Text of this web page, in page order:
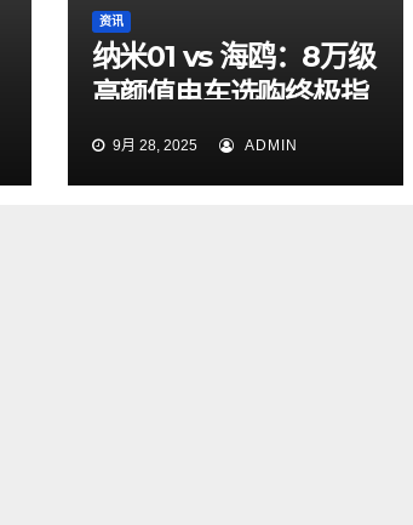
资讯
纳米01 vs 海鸥：8万级
高颜值电车选购终极指
南9月 28, 2025 ADMIN